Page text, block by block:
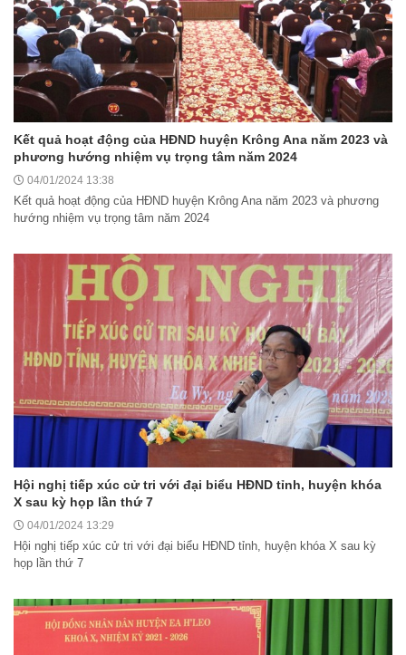
Kết quả hoạt động của HĐND huyện Krông Ana năm 2023 và
phương hướng nhiệm vụ trọng tâm năm 2024
04/01/2024 13:38
Kết quả hoạt động của HĐND huyện Krông Ana năm 2023 và phương
hướng nhiệm vụ trọng tâm năm 2024
Hội nghị tiếp xúc cử tri với đại biểu HĐND tỉnh, huyện khóa
X sau kỳ họp lần thứ 7
04/01/2024 13:29
Hội nghị tiếp xúc cử tri với đại biểu HĐND tỉnh, huyện khóa X sau kỳ
họp lần thứ 7